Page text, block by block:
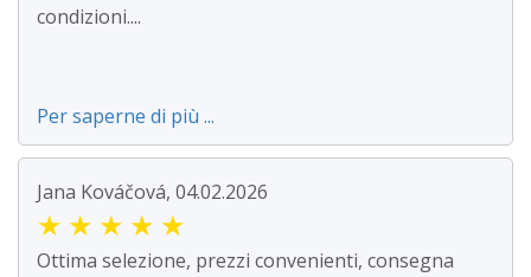
condizioni....
Per saperne di più ...
Jana Kováčová, 04.02.2026
★ ★ ★ ★ ★
Ottima selezione, prezzi convenienti, consegna